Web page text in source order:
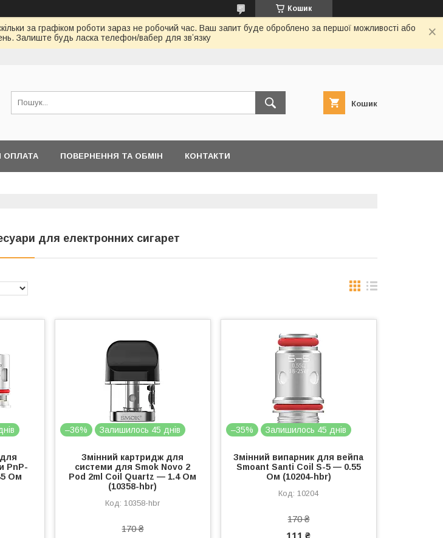
Кошик
за графіком роботи зараз не робочий час. Ваш запит буде оброблено за першої можливості або
Залиште будь ласка телефон/вабер для звʼязку
Кошик
ОПЛАТА ПОВЕРНЕННЯ ТА ОБМІН КОНТАКТИ
для електронних сигарет
PnP-
Ом
–36% Залишилось 45 днів
Змінний картридж для
системи для Smok Novo 2
Pod 2ml Coil Quartz — 1.4 Ом
(10358-hbr)
10358-hbr
170 ₴
–35% Залишилось 45 днів
Змінний випарник для вейпа
Smoant Santi Coil S-5 — 0.55
Ом (10204-hbr)
10204
170 ₴
111 ₴